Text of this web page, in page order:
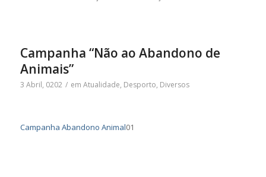
Campanha “Não ao Abandono de
Animais”
3 Abril, 0202 / em Atualidade, Desporto, Diversos
Campanha Abandono Animal01